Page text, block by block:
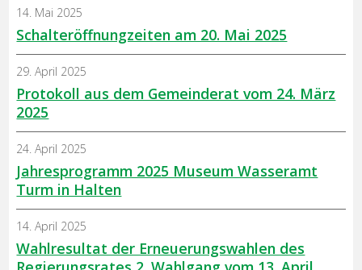
Schalteröffnungzeiten am 20. Mai 2025
14. Mai 2025
Protokoll aus dem Gemeinderat vom 24. März
2025
29. April 2025
Jahresprogramm 2025 Museum Wasseramt
Turm in Halten
24. April 2025
Wahlresultat der Erneuerungswahlen des
14. April 2025